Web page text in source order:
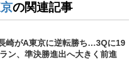
の関連記事
崎がA東京に逆転勝ち…3Qに19
ン、準決勝進出へ大きく前進